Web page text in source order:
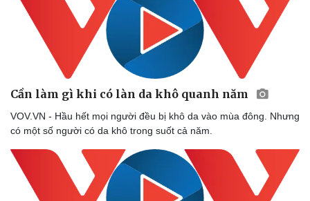
Cần làm gì khi có làn da khô quanh năm
VOV.VN - Hầu hết mọi người đều bị khô da vào mùa đông. Nhưng
có một số người có da khô trong suốt cả năm.